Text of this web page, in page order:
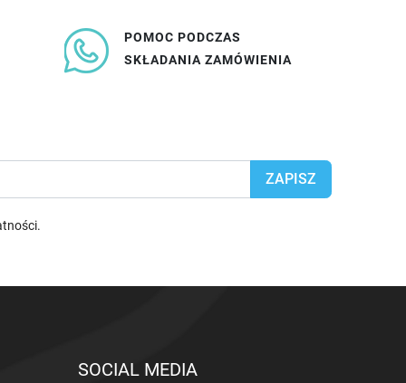
POMOC PODCZAS
SKŁADANIA ZAMÓWIENIA
.
SOCIAL MEDIA